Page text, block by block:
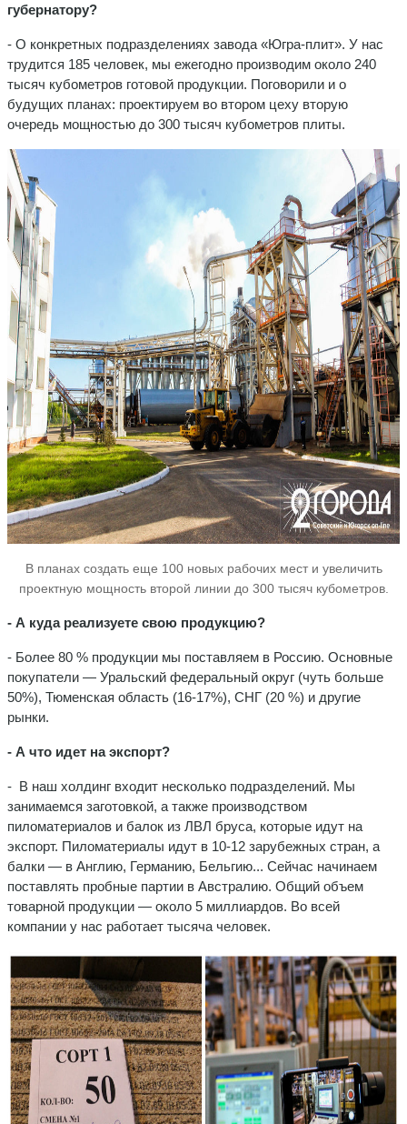
губернатору?
- О конкретных подразделениях завода «Югра-плит». У нас
трудится 185 человек, мы ежегодно производим около 240
тысяч кубометров готовой продукции. Поговорили и о
будущих планах: проектируем во втором цеху вторую
очередь мощностью до 300 тысяч кубометров плиты.
В планах создать еще 100 новых рабочих мест и увеличить
проектную мощность второй линии до 300 тысяч кубометров.
- А куда реализуете свою продукцию?
- Более 80 % продукции мы поставляем в Россию. Основные
покупатели — Уральский федеральный округ (чуть больше
50%), Тюменская область (16-17%), СНГ (20 %) и другие
рынки.
- А что идет на экспорт?
- В наш холдинг входит несколько подразделений. Мы
занимаемся заготовкой, а также производством
пиломатериалов и балок из ЛВЛ бруса, которые идут на
экспорт. Пиломатериалы идут в 10-12 зарубежных стран, а
балки — в Англию, Германию, Бельгию... Сейчас начинаем
поставлять пробные партии в Австралию. Общий объем
товарной продукции — около 5 миллиардов. Во всей
компании у нас работает тысяча человек.